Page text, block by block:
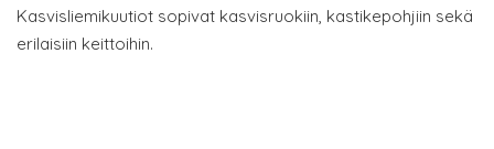
Kasvisliemikuutiot sopivat kasvisruokiin, kastikepohjiin sekä
erilaisiin keittoihin.